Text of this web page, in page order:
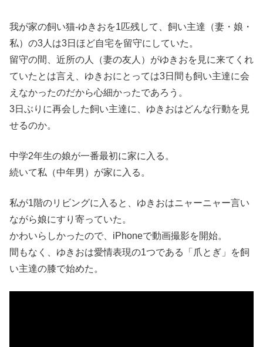
我が家の飼い猫-ゆきおを1匹残して、飼い主達（妻・娘・
私）の3人は3日ほど自宅を留守にしていた。
留守の間、近所の人（妻の友人）がゆきおを見に来てくれ
ていたとは言え、ゆきおにとっては3日間も飼い主達に会
えなかったのだから心細かったであろう。
3日ぶりに再会した飼い主達に、ゆきおはどんな行動を見
せるのか。
中学2年生の娘が一番最初に家に入る。
続いて私（中年男）が家に入る。
私が1階のリビングに入ると、ゆきおはニャーニャー言い
ながら娘にすり寄っていた。
かわいらしかったので、iPhoneで動画撮影を開始。
間もなく、ゆきおは愛情表現の1つである「爪とぎ」を飼
い主達の膝で始めた。